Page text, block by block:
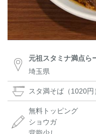
元祖スタミナ満点ら
埼玉県
スタ満そば（1020円
無料トッピング
ショウガ